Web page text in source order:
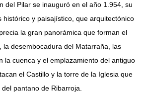
del Pilar se inauguró en el año 1.954, su
histórico y paisajístico, que arquitectónico
la gran panorámica que forman el
la desembocadura del Matarraña, las
la cuenca y el emplazamiento del antiguo
el Castillo y la torre de la Iglesia que
pantano de Ribarroja.